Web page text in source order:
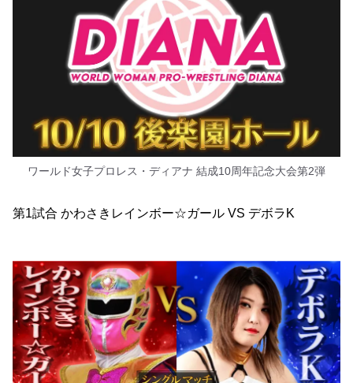
ワールド女子プロレス・ディアナ 結成10周年記念大会第2弾
第1試合 かわさきレインボー☆ガール VS デボラK